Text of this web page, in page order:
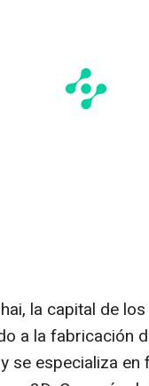
la capital de
a la fabricación
se especializa en